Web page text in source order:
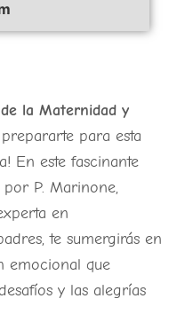
la Maternidad y
para esta
En este fascinante
P. Marinone,
en
te sumergirás en
emocional que
y las alegrías